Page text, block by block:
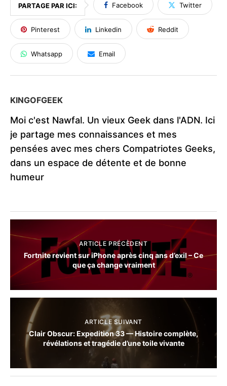
PARTAGE PAR ICI: Facebook Twitter
Pinterest Linkedin Reddit
Whatsapp Email
KINGOFGEEK
Moi c'est Nawfal. Un vieux Geek dans l'ADN. Ici
je partage mes connaissances et mes
pensées avec mes chers Compatriotes Geeks,
dans un espace de détente et de bonne
humeur
ARTICLE PRÉCÈDENT
Fortnite revient sur iPhone après cinq ans d’exil – Ce
que ça change vraiment
ARTICLE SUIVANT
Clair Obscur: Expedition 33 — Histoire complète,
révélations et tragédie d’une toile vivante